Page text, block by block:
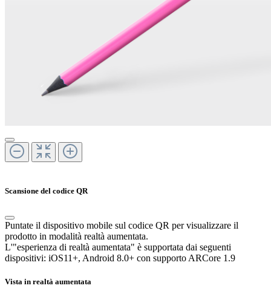
Scansione del codice QR
Puntate il dispositivo mobile sul codice QR per visualizzare il
prodotto in modalità realtà aumentata.
L'"esperienza di realtà aumentata" è supportata dai seguenti
dispositivi: iOS11+, Android 8.0+ con supporto ARCore 1.9
Vista in realtà aumentata